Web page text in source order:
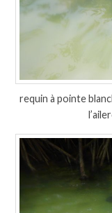
requin à pointe